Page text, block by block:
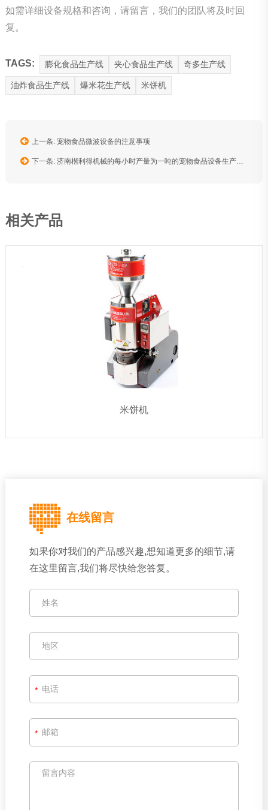
如需详细设备规格和咨询，请留言，我们的团队将及时回
复。
TAGS: 膨化食品生产线 夹心食品生产线 奇多生产线
油炸食品生产线 爆米花生产线 米饼机
上一条: 宠物食品微波设备的注意事项
下一条: 济南楷利得机械的每小时产量为一吨的宠物食品设备生产完毕，准备发货
相关产品
米饼机
在线留言
如果你对我们的产品感兴趣,想知道更多的细节,请
在这里留言,我们将尽快给您答复。
*
*